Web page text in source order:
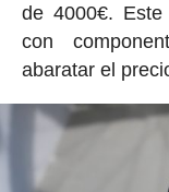
de 4000€.
con
abaratar el